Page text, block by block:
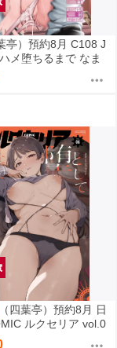
亭）預約8月 C108 J
メ堕ちるまで なま
（四葉亭）預約8月 日
ルクセリア vol.0
掛軸、資料夾 あるぷ